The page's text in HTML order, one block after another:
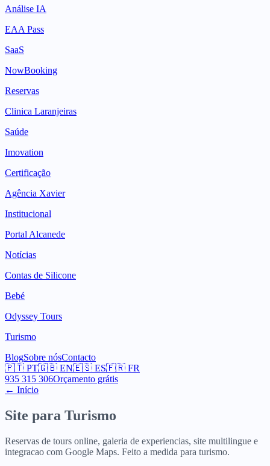
Análise IA
EAA Pass
SaaS
NowBooking
Reservas
Clinica Laranjeiras
Saúde
Imovation
Certificação
Agência Xavier
Institucional
Portal Alcanede
Notícias
Contas de Silicone
Bebé
Odyssey Tours
Turismo
BlogSobre nósContacto
🇵🇹 PT🇬🇧 EN🇪🇸 ES🇫🇷 FR
935 315 306Orçamento grátis
← Início
Site para Turismo
Reservas de tours online, galeria de experiencias, site multilingue e
integracao com Google Maps. Feito a medida para turismo.